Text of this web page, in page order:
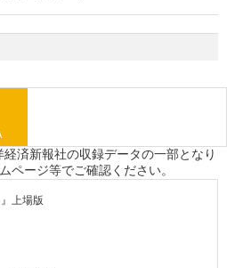
済新報社の収録データの一部となり
ページ等でご確認ください。
上場版